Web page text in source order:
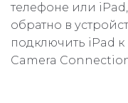
телефоне или
обратно в
подключить iPad
Camera